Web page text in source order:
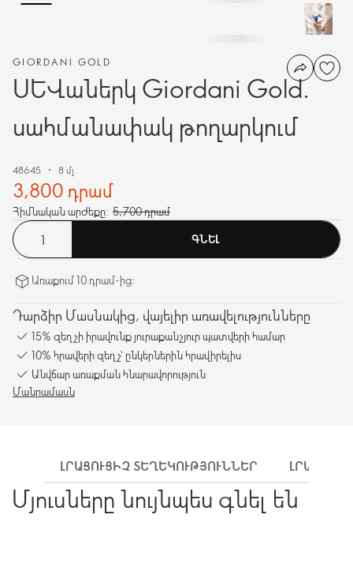
GIORDANI GOLD
Սևաներկ Giordani Gold.
սահմանափակ թողարկում
48645 8 մլ
3,800 դրամ
Հիմնական արժեքը: 5,700 դրամ
ԳՆԵԼ
Առաքում 10 դրամ-ից։
Դարձիր Մասնակից, վայելիր առավելությունները
15% զեղչի իրավունք յուրաքանչյուր պատվերի համար
10% հրավերի զեղչ՝ ընկերներին հրավիրելիս
Անվճար առաքման հնարավորություն
Մանրամասն
ԼՐԱՑՈՒՑԻՉ ՏԵՂԵԿՈՒԹՅՈՒՆՆԵՐ
Մյուսները նույնպես գնել են